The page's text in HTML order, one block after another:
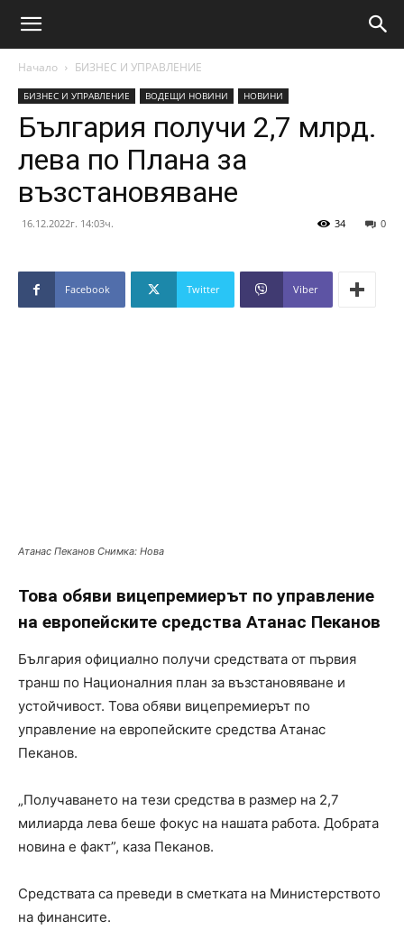
Начало БИЗНЕС И УПРАВЛЕНИЕ
БИЗНЕС И УПРАВЛЕНИЕ ВОДЕЩИ НОВИНИ НОВИНИ
България получи 2,7 млрд.
лева по Плана за
възстановяване
16.12.2022г. 14:03ч. 0
34
Facebook Twitter Viber
Атанас Пеканов Снимка: Нова
Това обяви вицепремиерът по управление
на европейските средства Атанас Пеканов
България официално получи средствата от първия
транш по Националния план за възстановяване и
устойчивост. Това обяви вицепремиерът по
управление на европейските средства Атанас
Пеканов.
„Получаването на тези средства в размер на 2,7
милиарда лева беше фокус на нашата работа. Добрата
новина е факт”, каза Пеканов.
Средствата са преведи в сметката на Министерството
на финансите.